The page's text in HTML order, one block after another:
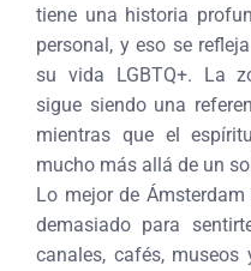
tiene una historia
personal, y eso se
su vida LGBTQ+. La
sigue siendo una
mientras que el
mucho más allá de un
Lo mejor de Ámsterdam
demasiado para
canales, cafés,